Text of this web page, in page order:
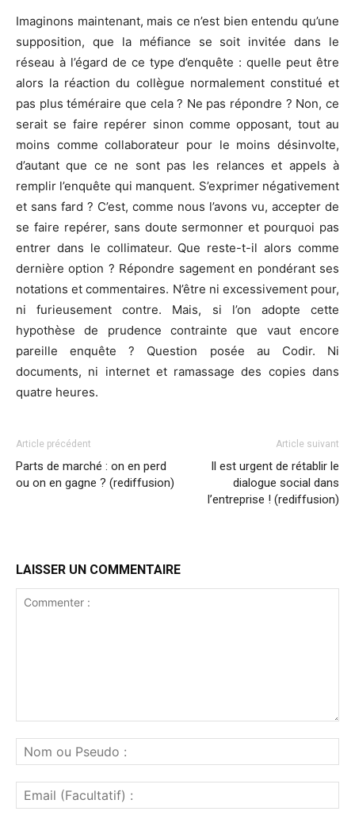
Imaginons maintenant, mais ce n’est bien entendu qu’une
supposition, que la méfiance se soit invitée dans le
réseau à l’égard de ce type d’enquête : quelle peut être
alors la réaction du collègue normalement constitué et
pas plus téméraire que cela ? Ne pas répondre ? Non, ce
serait se faire repérer sinon comme opposant, tout au
moins comme collaborateur pour le moins désinvolte,
d’autant que ce ne sont pas les relances et appels à
remplir l’enquête qui manquent. S’exprimer négativement
et sans fard ? C’est, comme nous l’avons vu, accepter de
se faire repérer, sans doute sermonner et pourquoi pas
entrer dans le collimateur. Que reste-t-il alors comme
dernière option ? Répondre sagement en pondérant ses
notations et commentaires. N’être ni excessivement pour,
ni furieusement contre. Mais, si l’on adopte cette
hypothèse de prudence contrainte que vaut encore
pareille enquête ? Question posée au Codir. Ni
documents, ni internet et ramassage des copies dans
quatre heures.
Article précédent
Parts de marché : on en perd
ou on en gagne ? (rediffusion)
Article suivant
Il est urgent de rétablir le
dialogue social dans
l’entreprise ! (rediffusion)
LAISSER UN COMMENTAIRE